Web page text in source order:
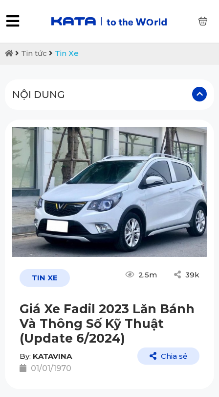
Tin tức Tin Xe
NỘI DUNG
TIN XE 2.5m 39k
Giá Xe Fadil 2023 Lăn Bánh
Và Thông Số Kỹ Thuật
(Update 6/2024)
By: KATAVINA
01/01/1970
Chia sẻ